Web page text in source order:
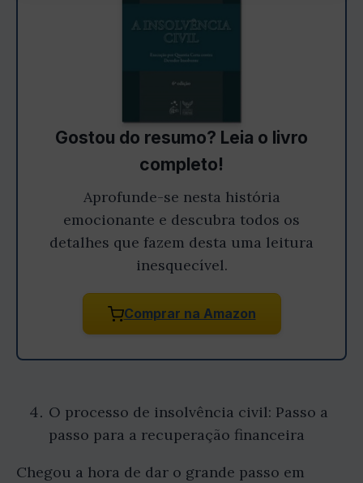
Gostou do resumo? Leia o livro
completo!
Aprofunde-se nesta história
emocionante e descubra todos os
detalhes que fazem desta uma leitura
inesquecível.
Comprar na Amazon
O processo de insolvência civil: Passo a
passo para a recuperação financeira
Chegou a hora de dar o grande passo em